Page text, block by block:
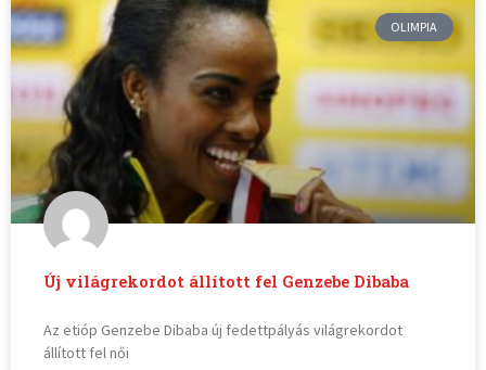
OLIMPIA
Új világrekordot állított fel Genzebe Dibaba
Az etióp Genzebe Dibaba új fedettpályás világrekordot
állított fel női